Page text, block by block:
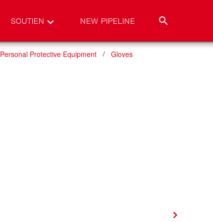
SOUTIEN NEW PIPELINE
Personal Protective Equipment Gloves